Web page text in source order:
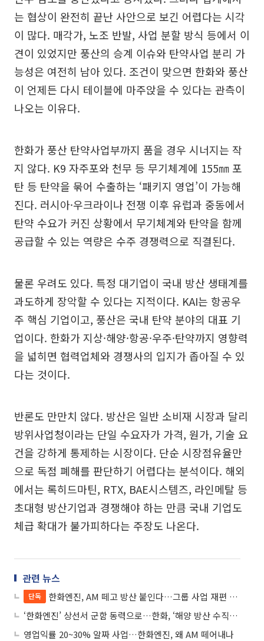
는 협상이 완전히 끝난 사안으로 보긴 어렵다는 시각
이 많다. 매각가, 노조 반발, 사업 분할 방식 등에서 이
견이 있었지만 풍산의 승계 이슈와 탄약사업 분리 가
능성은 여전히 남아 있다. 조건이 맞으면 한화와 풍산
이 언제든 다시 테이블에 마주앉을 수 있다는 관측이
나오는 이유다.
한화가 풍산 탄약사업부까지 품을 경우 시너지는 작
지 않다. K9 자주포와 천무 등 무기체계에 155㎜ 포
탄 등 탄약을 묶어 수출하는 ‘패키지 영업’이 가능해
진다. 러시아·우크라이나 전쟁 이후 유럽과 중동에서
탄약 수요가 커진 상황에서 무기체계와 탄약을 함께
공급할 수 있는 역량은 수주 경쟁력으로 직결된다.
물론 우려도 있다. 특정 대기업이 국내 방산 생태계를
과도하게 장악할 수 있다는 지적이다. KAI는 항공우
주 핵심 기업이고, 풍산은 국내 탄약 분야의 대표 기
업이다. 한화가 지상·해양·항공·우주·탄약까지 영향력
을 넓히면 협력업체와 경쟁사의 입지가 좁아질 수 있
다는 것이다.
반론도 만만치 않다. 방산은 일반 소비재 시장과 달리
방위사업청이라는 단일 수요자가 가격, 원가, 기술 요
건을 강하게 통제하는 시장이다. 단순 시장점유율만
으로 독점 폐해를 판단하기 어렵다는 분석이다. 해외
에서는 록히드마틴, RTX, BAE시스템즈, 라인메탈 등
초대형 방산기업과 경쟁해야 하는 만큼 국내 기업도
체급 확대가 불가피하다는 주장도 나온다.
관련 뉴스
단독
한화엔진, AM 떼고 방산 붙인다…그룹 사업 재편 착수
‘한화엔진’ 상선서 군함 동력으로…한화, ‘해양 방산 수직계열화’ 시동
영업익률 20~30% 알짜 사업…한화엔진, 왜 AM 떼어내나